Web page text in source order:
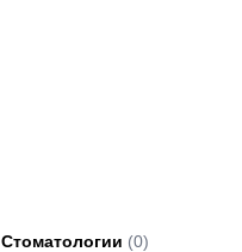
Стоматологии (0)